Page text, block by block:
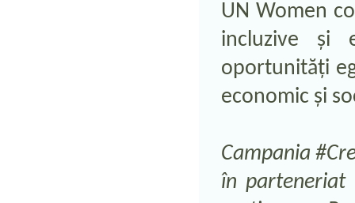
UN Women
incluzive și
oportunități
economic și
Campania
în parteneriat